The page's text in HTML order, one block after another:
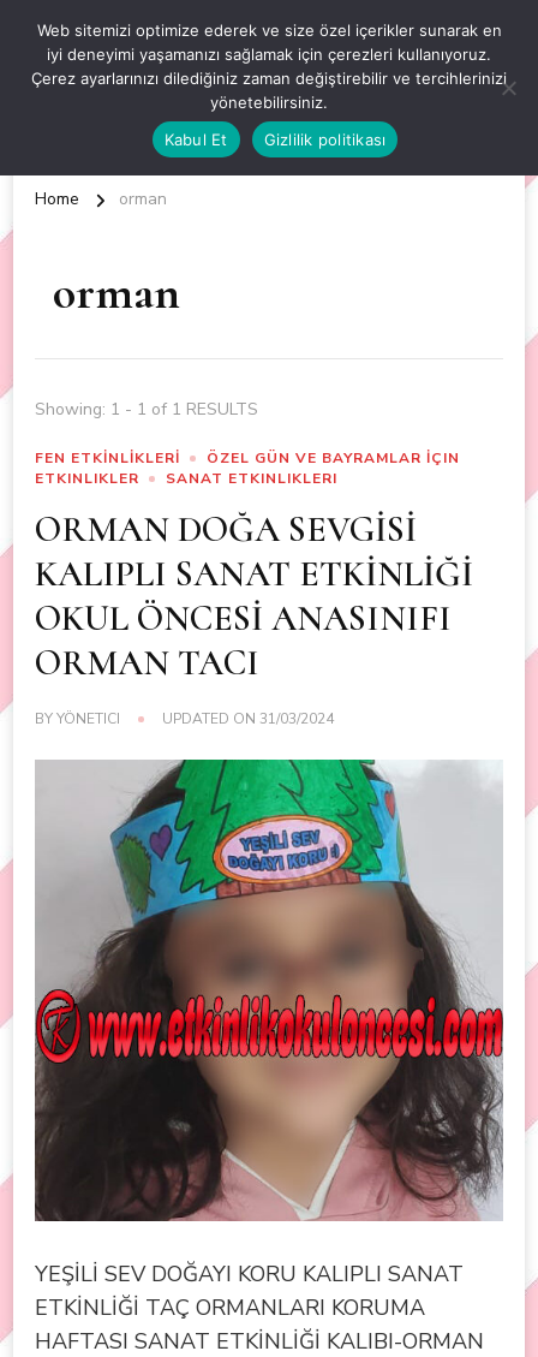
OKUL ÖNCESİ ETKİNLİKLER
EN YENİ VE ÖZGÜN OKUL ÖNCESİ ETKİNLİKLERİ
Home orman
orman
Showing: 1 - 1 of 1 RESULTS
FEN ETKİNLİKLERİ
ÖZEL GÜN VE BAYRAMLAR İÇIN
ETKINLIKLER
SANAT ETKINLIKLERI
ORMAN DOĞA SEVGİSİ
KALIPLI SANAT ETKİNLİĞİ
OKUL ÖNCESİ ANASINIFI
ORMAN TACI
BYYÖNETICI UPDATED ON 31/03/2024
YEŞİLİ SEV DOĞAYI KORU KALIPLI SANAT
ETKİNLİĞİ TAÇ ORMANLARI KORUMA
HAFTASI SANAT ETKİNLİĞİ KALIBI-ORMAN
Web sitemizi optimize ederek ve size özel içerikler sunarak en
iyi deneyimi yaşamanızı sağlamak için çerezleri kullanıyoruz.
Çerez ayarlarınızı dilediğiniz zaman değiştirebilir ve tercihlerinizi
yönetebilirsiniz.
Kabul Et
Gizlilik politikası